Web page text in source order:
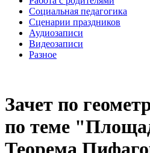
Социальная педагогика
Сценарии праздников
Аудиозаписи
Видеозаписи
Разное
Зачет по
по теме